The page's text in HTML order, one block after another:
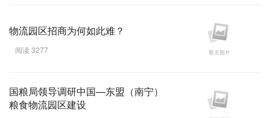
物流园区招商为何如此难？
阅读 3277
国粮局领导调研中国—东盟（南宁）
粮食物流园区建设